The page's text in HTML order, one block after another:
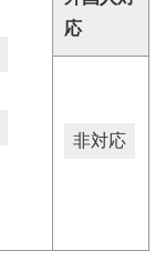
応
非対応